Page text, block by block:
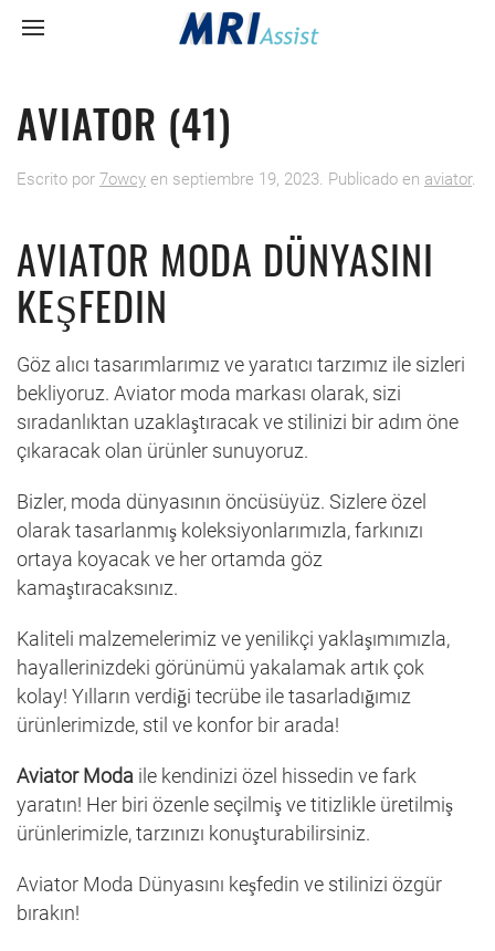
AVIATOR (41)
Escrito por 7owcy en septiembre 19, 2023. Publicado en aviator.
AVIATOR MODA DÜNYASINI
KEŞFEDIN
Göz alıcı tasarımlarımız ve yaratıcı tarzımız ile sizleri
bekliyoruz. Aviator moda markası olarak, sizi
sıradanlıktan uzaklaştıracak ve stilinizi bir adım öne
çıkaracak olan ürünler sunuyoruz.
Bizler, moda dünyasının öncüsüyüz. Sizlere özel
olarak tasarlanmış koleksiyonlarımızla, farkınızı
ortaya koyacak ve her ortamda göz
kamaştıracaksınız.
Kaliteli malzemelerimiz ve yenilikçi yaklaşımımızla,
hayallerinizdeki görünümü yakalamak artık çok
kolay! Yılların verdiği tecrübe ile tasarladığımız
ürünlerimizde, stil ve konfor bir arada!
Aviator Moda ile kendinizi özel hissedin ve fark
yaratın! Her biri özenle seçilmiş ve titizlikle üretilmiş
ürünlerimizle, tarzınızı konuşturabilirsiniz.
Aviator Moda Dünyasını keşfedin ve stilinizi özgür
bırakın!